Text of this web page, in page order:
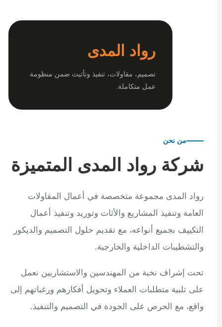
رواد المدى
تصميم، مقاولات، تنفيذ وتأثيث ضمن منظومة
عمل متكاملة.
من نحن
شركة رواد المدى المتميزة
رواد المدى مجموعة متخصصة في أعمال المقاولات
العامة وتنفيذ المشاريع والأثاث وتوريد وتنفيذ أعمال
التكييف بجميع أنواعه، مع تقديم حلول التصميم والديكور
والتشطيبات الداخلية والخارجية.
تحت إشراف نخبة من المهندسين والاستشاريين نعمل
على تلبية متطلبات العملاء وتحويل أفكارهم ورغباتهم إلى
واقع، مع الحرص على الجودة في التصميم والتنفيذ.